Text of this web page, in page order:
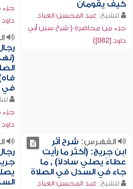
كيف يقومان
للشيخ: عبد المحسن العباد
جزء من محاضرة ( شرح سنن أبي
داود [082])
جزء
داود
في
جزء
داود
الفهرس: شرح أثر
ابن جريج: (أكثر ما رأيت
عطاءً يصلي سادلاً) , ما
جاء في السدل في الصلاة
للشيخ: عبد المحسن العباد